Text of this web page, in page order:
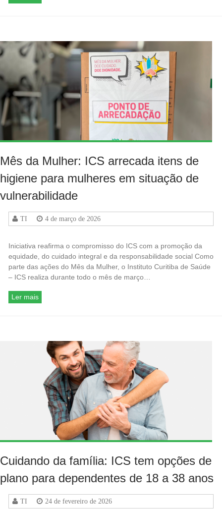
Mês da Mulher: ICS arrecada itens de
higiene para mulheres em situação de
vulnerabilidade
TI 4 de março de 2026
Iniciativa reafirma o compromisso do ICS com a promoção da
equidade, do cuidado integral e da responsabilidade social Como
parte das ações do Mês da Mulher, o Instituto Curitiba de Saúde
– ICS realiza durante todo o mês de março…
Ler mais
Cuidando da família: ICS tem opções de
plano para dependentes de 18 a 38 anos
TI 24 de fevereiro de 2026